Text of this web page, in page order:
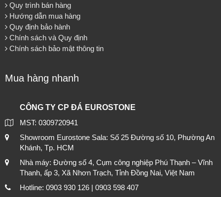
Quy trình bán hàng
Hướng dẫn mua hàng
Quy định bảo hành
Chính sách và Quy định
Chính sách bảo mật thông tin
Mua hàng nhanh
CÔNG TY CP ĐÁ EUROSTONE
MST: 0309720941
Showroom Eurostone Sala: Số 25 Đường số 10, Phường An
Khánh, Tp. HCM
Nhà máy: Đường số 4, Cụm công nghiệp Phú Thạnh – Vĩnh
Thanh, ấp 3, Xã Nhơn Trạch, Tỉnh Đồng Nai, Việt Nam
Hotline: 0903 930 126 | 0903 598 407